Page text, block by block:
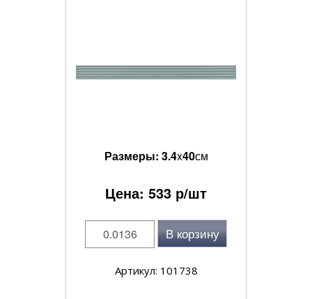
Размеры: 3.4x40см
Цена: 533 р/шт
В корзину
Артикул: 101738